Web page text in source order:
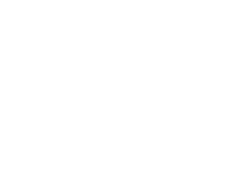
教程寒假班
教程寒春班
可复制的盈利模式